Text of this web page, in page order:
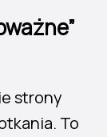
strony
To